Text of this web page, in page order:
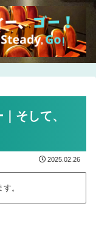
そして、
2025.02.26
。